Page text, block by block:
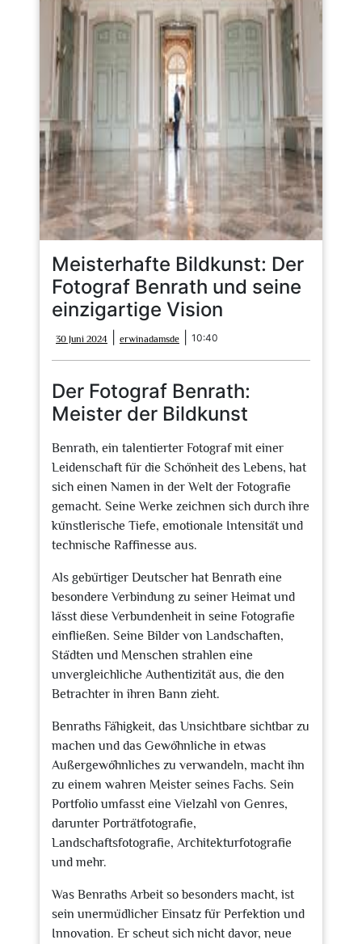
Meisterhafte Bildkunst: Der
Fotograf Benrath und seine
einzigartige Vision
30 Juni 2024
Juni
2024
erwinadamsde erwinadamsde
10:40
Der Fotograf Benrath:
Meister der Bildkunst
Benrath, ein talentierter Fotograf mit einer
Leidenschaft für die Schönheit des Lebens, hat
sich einen Namen in der Welt der Fotografie
gemacht. Seine Werke zeichnen sich durch ihre
künstlerische Tiefe, emotionale Intensität und
technische Raffinesse aus.
Als gebürtiger Deutscher hat Benrath eine
besondere Verbindung zu seiner Heimat und
lässt diese Verbundenheit in seine Fotografie
einfließen. Seine Bilder von Landschaften,
Städten und Menschen strahlen eine
unvergleichliche Authentizität aus, die den
Betrachter in ihren Bann zieht.
Benraths Fähigkeit, das Unsichtbare sichtbar zu
machen und das Gewöhnliche in etwas
Außergewöhnliches zu verwandeln, macht ihn
zu einem wahren Meister seines Fachs. Sein
Portfolio umfasst eine Vielzahl von Genres,
darunter Porträtfotografie,
Landschaftsfotografie, Architekturfotografie
und mehr.
Was Benraths Arbeit so besonders macht, ist
sein unermüdlicher Einsatz für Perfektion und
Innovation. Er scheut sich nicht davor, neue